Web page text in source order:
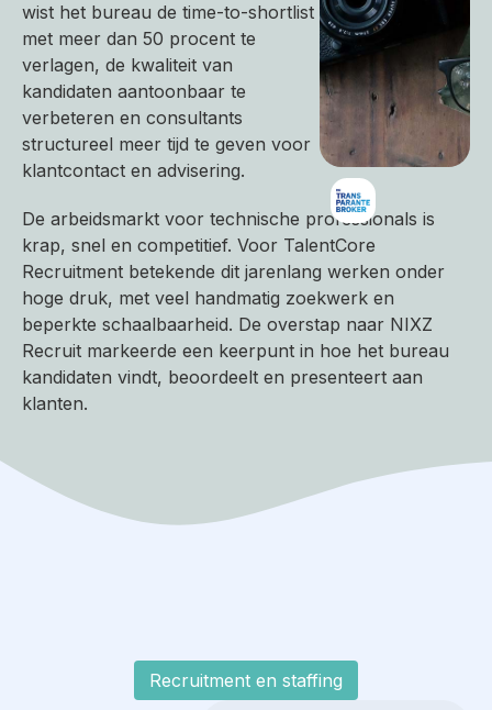
wist het bureau de time-to-shortlist
met meer dan 50 procent te
verlagen, de kwaliteit van
kandidaten aantoonbaar te
verbeteren en consultants
structureel meer tijd te geven voor
klantcontact en advisering.
De arbeidsmarkt voor technische professionals is
krap, snel en competitief. Voor TalentCore
Recruitment betekende dit jarenlang werken onder
hoge druk, met veel handmatig zoekwerk en
beperkte schaalbaarheid. De overstap naar NIXZ
Recruit markeerde een keerpunt in hoe het bureau
kandidaten vindt, beoordeelt en presenteert aan
klanten.
Recruitment en staffing